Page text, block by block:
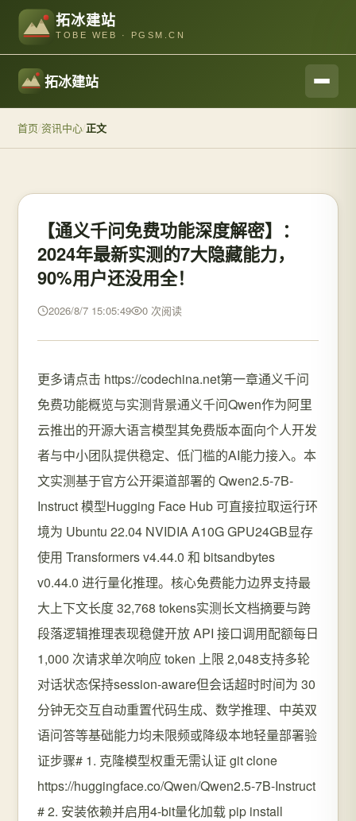
拓冰建站
TOBE WEB · PGSM.CN
拓冰建站
首页/资讯中心/正文
【通义千问免费功能深度解密】：
2024年最新实测的7大隐藏能力，
90%用户还没用全！
2026/8/7 15:05:49 0 次阅读
更多请点击 https://codechina.net第一章通义千问
免费功能概览与实测背景通义千问Qwen作为阿里
云推出的开源大语言模型其免费版本面向个人开发
者与中小团队提供稳定、低门槛的AI能力接入。本
文实测基于官方公开渠道部署的 Qwen2.5-7B-
Instruct 模型Hugging Face Hub 可直接拉取运行环
境为 Ubuntu 22.04 NVIDIA A10G GPU24GB显存
使用 Transformers v4.44.0 和 bitsandbytes
v0.44.0 进行量化推理。核心免费能力边界支持最
大上下文长度 32,768 tokens实测长文档摘要与跨
段落逻辑推理表现稳健开放 API 接口调用配额每日
1,000 次请求单次响应 token 上限 2,048支持多轮
对话状态保持session-aware但会话超时时间为 30
分钟无交互自动重置代码生成、数学推理、中英双
语问答等基础能力均未限频或降级本地轻量部署验
证步骤# 1. 克隆模型权重无需认证 git clone
https://huggingface.co/Qwen/Qwen2.5-7B-Instruct
# 2. 安装依赖并启用4-bit量化加载 pip install